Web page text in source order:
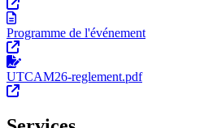
Programme de l'événement
UTCAM26-reglement.pdf